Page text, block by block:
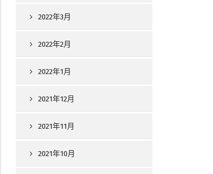
2022年3月
2022年2月
2022年1月
2021年12月
2021年11月
2021年10月